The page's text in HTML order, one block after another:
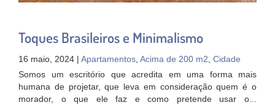
Toques Brasileiros e Minimalismo
16 maio, 2024 | Apartamentos Acima de 200 m2 Cidade
Somos um escritório que acredita em uma forma mais
humana de projetar, que leva em consideração quem é o
morador, o que ele faz e como pretende usar o...